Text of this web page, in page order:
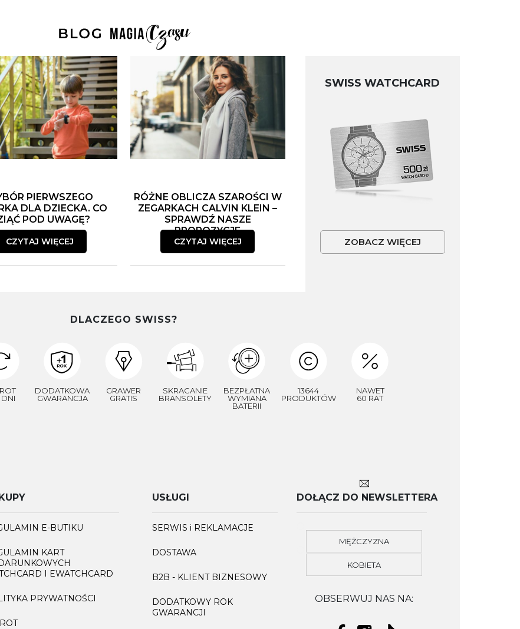
PIERWSZEGO
DLA DZIECKA. CO
POD UWAGĘ?
CZYTAJ WIĘCEJ
RÓŻNE OBLICZA SZAROŚCI W
ZEGARKACH CALVIN KLEIN –
SPRAWDŹ NASZE
PROPOZYCJE
CZYTAJ WIĘCEJ
SWISS WATCHCARD
ZOBACZ WIĘCEJ
DLACZEGO SWISS?
DODATKOWA
GWARANCJA
GRAWER
GRATIS
SKRACANIE
BRANSOLETY
BEZPŁATNA
WYMIANA
BATERII
13644
PRODUKTÓW
NAWET
60 RAT
E-BUTIKU
KART
I EWATCHCARD
PRYWATNOŚCI
USŁUGI
SERWIS i REKLAMACJE
DOSTAWA
B2B - KLIENT BIZNESOWY
DODATKOWY ROK
GWARANCJI
DOŁĄCZ DO NEWSLETTERA
MĘŻCZYZNA
KOBIETA
OBSERWUJ NAS NA: